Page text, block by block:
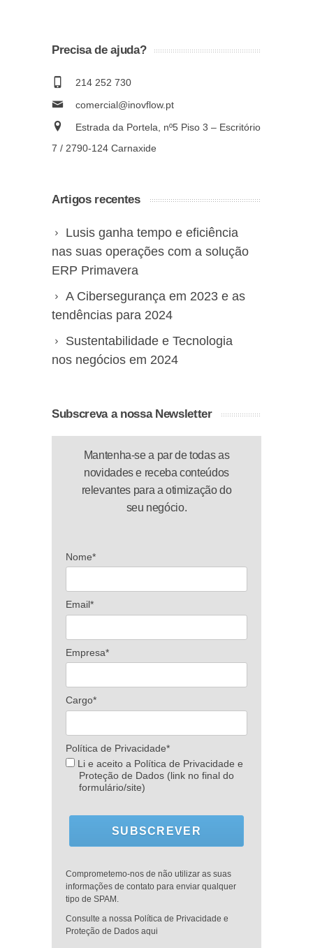
Precisa de ajuda?
214 252 730
comercial@inovflow.pt
Estrada da Portela, nº5 Piso 3 – Escritório
7 / 2790-124 Carnaxide
Artigos recentes
Lusis ganha tempo e eficiência
nas suas operações com a solução
ERP Primavera
A Cibersegurança em 2023 e as
tendências para 2024
Sustentabilidade e Tecnologia
nos negócios em 2024
Subscreva a nossa Newsletter
Mantenha-se a par de todas as
novidades e receba conteúdos
relevantes para a otimização do
seu negócio.
Nome*
Email*
Empresa*
Cargo*
Política de Privacidade*
Li e aceito a Política de Privacidade e
Proteção de Dados (link no final do
formulário/site)
SUBSCREVER
Comprometemo-nos de não utilizar as suas
informações de contato para enviar qualquer
tipo de SPAM.
Consulte a nossa Política de Privacidade e
Proteção de Dados aqui